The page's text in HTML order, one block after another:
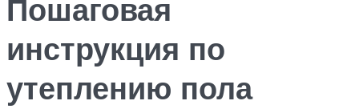
Пошаговая
инструкция по
утеплению пола